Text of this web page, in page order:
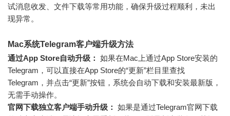
试消息收发、文件下载等常用功能，确保升级过程顺利，未出
现异常。
Mac系统Telegram客户端升级方法
通过App Store自动升级： 如果在Mac上通过App Store安装的
Telegram，可以直接在App Store的“更新”栏目里查找
Telegram，并点击“更新”按钮，系统会自动下载和安装最新版，
无需手动操作。
官网下载独立客户端手动升级： 如果是通过Telegram官网下载